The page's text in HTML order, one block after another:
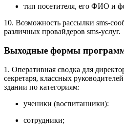
тип посетителя, его ФИО и
10. Возможность рассылки sms-
различных провайдеров sms-услуг.
Выходные формы
1. Оперативная сводка для
секретаря, классных
здании по категориям:
ученики (воспитанники):
сотрудники;